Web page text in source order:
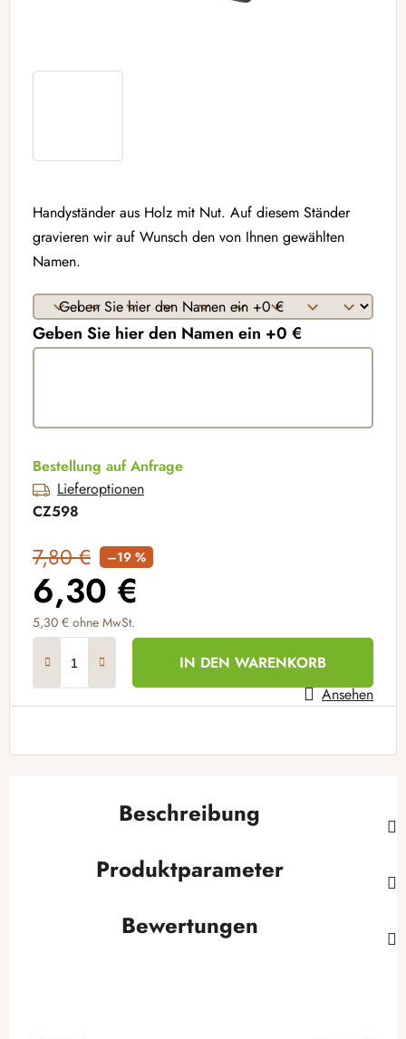
Handyständer aus Holz mit Nut. Auf diesem Ständer
gravieren wir auf Wunsch den von Ihnen gewählten
Namen.
Geben Sie hier den Namen ein +0 €
Bestellung auf Anfrage
Lieferoptionen
CZ598
7,80 € –19 %
6,30 €
5,30 € ohne MwSt.
IN DEN WARENKORB
Ansehen
Beschreibung
Produktparameter
Bewertungen